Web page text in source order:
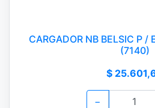
CARGADOR NB BELSIC P
(7140)
$
−